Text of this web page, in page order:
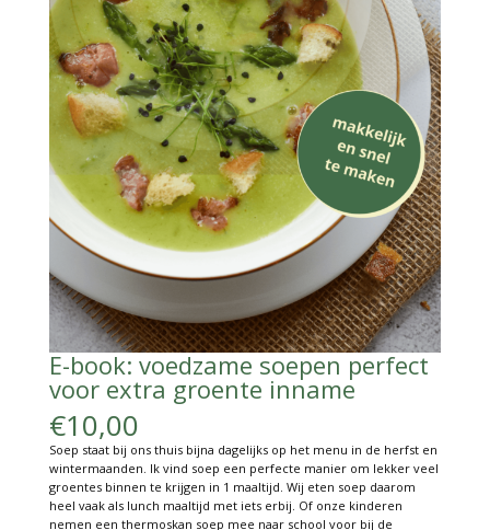
E-book: voedzame soepen perfect
voor extra groente inname
€10,00
Soep staat bij ons thuis bijna dagelijks op het menu in de herfst en
wintermaanden. Ik vind soep een perfecte manier om lekker veel
groentes binnen te krijgen in 1 maaltijd. Wij eten soep daarom
heel vaak als lunch maaltijd met iets erbij. Of onze kinderen
nemen een thermoskan soep mee naar school voor bij de